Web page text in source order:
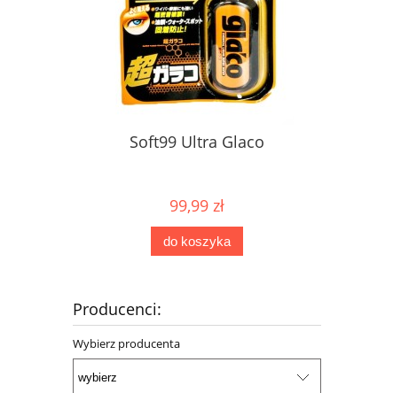
Soft99 Ultra Glaco
99,99 zł
do koszyka
Producenci:
Wybierz producenta